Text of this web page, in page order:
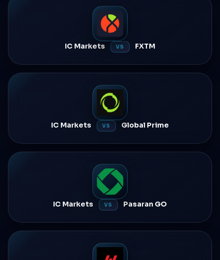
IC Markets VS FXTM
IC Markets VS Global Prime
IC Markets VS Pasaran GO